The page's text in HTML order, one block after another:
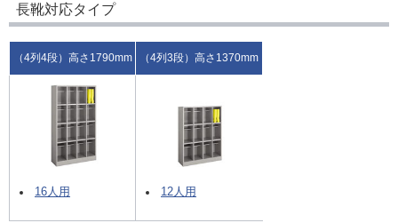
長靴対応タイプ
（4列4段）高さ1790mm （4列3段）高さ1370mm
16人用 12人用